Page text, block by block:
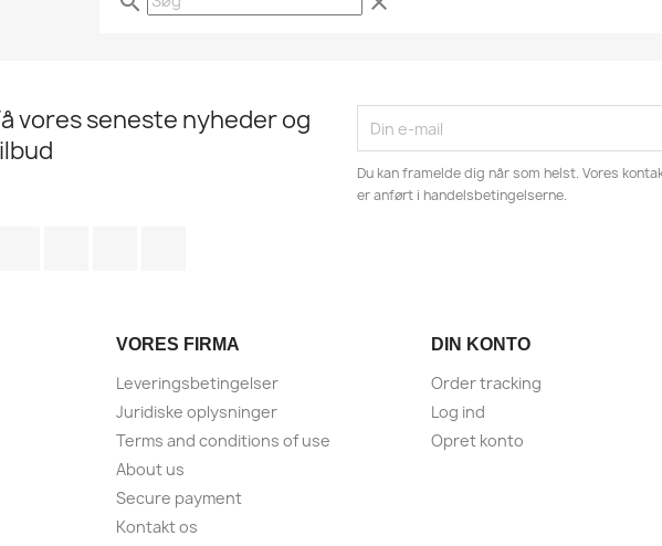
vores seneste nyheder og
Du kan framelde dig når som helst. Vores
er anført i handelsbetingelserne.
VORES FIRMA
Leveringsbetingelser
Juridiske oplysninger
Terms and conditions of use
About us
Secure payment
Kontakt os
DIN KONTO
Order tracking
Log ind
Opret konto